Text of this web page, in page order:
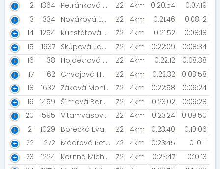
12
1364 Petránková Zuzana Z2 4km 0:20:54
0:07:19
13
1334 Nováková Jaroslava [SKPV PI] Z2 4km 0:21:46
0:08:12
14
1254 Kunstátová Marie [Šneci v běhu] Z2 4km 0:21:52
0:08:18
15
1637 Skůpová Jana [Šneci v běhu] Z2 4km 0:22:09
0:08:34
16
1138 Hojdekrová Alena [Cyklo Jiřička České Budějovice] Z2 4km 0:22:12
0:08:38
17
1162 Chvojová Hana [Sokol Buštěhrad] Z2 4km 0:22:32
0:08:58
18
1632 Žáková Monika [Šneci v běhu] Z2 4km 0:22:58
0:09:24
19
1459 Šímová Barbara Z2 4km 0:23:02
0:09:28
20
1595 Vitamvásová Jana Z2 4km 0:23:24
0:09:50
21
1029 Borecká Eva Z2 4km 0:23:40
0:10:06
22
1272 Mádrová Petra Z2 4km 0:23:45
0:10:11
23
1224 Koutná Michaela Z2 4km 0:23:47
0:10:13